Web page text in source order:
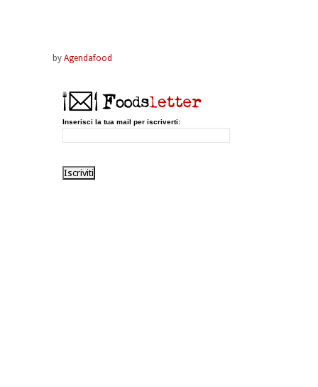
by Agendafood
Inserisci la tua mail per iscriverti: